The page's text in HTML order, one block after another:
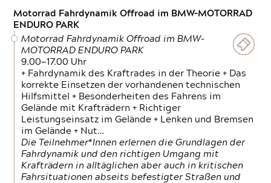
Motorrad Fahrdynamik Offroad im BMW-MOTORRAD
ENDURO PARK
Motorrad Fahrdynamik Offroad im BMW-
MOTORRAD ENDURO PARK
9.00—17.00 Uhr
+ Fahrdynamik des Kraftrades in der Theorie + Das
korrekte Einsetzen der vorhandenen technischen
Hilfsmittel + Besonderheiten des Fahrens im
Gelände mit Krafträdern + Richtiger
Leistungseinsatz im Gelände + Lenken und Bremsen
im Gelände + Nut…
Die Teilnehmer*Innen erlernen die Grundlagen der
Fahrdynamik und den richtigen Umgang mit
Krafträdern in alltäglichen aber auch in kritischen
Fahrsituationen abseits befestigter Straßen und